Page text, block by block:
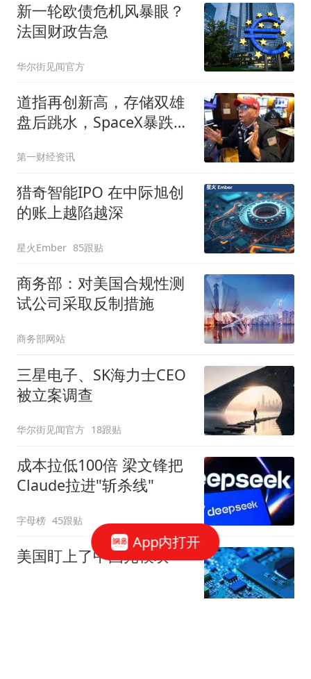
新一轮欧债危机风暴眼？
法国财政告急
华尔街见闻官方
道指再创新高，存储双雄
盘后跳水，SpaceX暴跌超
美元
第一财经资讯
猎奇智能IPO 在中际旭创
的账上越陷越深
星火Ember 85跟贴
商务部：对美国合规性测
试公司采取反制措施
商务部网站
三星电子、SK海力士CEO
被立案调查
华尔街见闻官方 18跟贴
成本拉低100倍 梁文锋把
Claude拉进"斩杀线"
字母榜 45跟贴
美国盯上了中国光模块
App内打开